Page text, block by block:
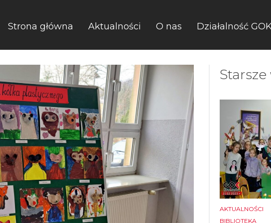
Strona główna Aktualności O nas Działalność
AKTUALNOŚCI
BIBLIOTEKA